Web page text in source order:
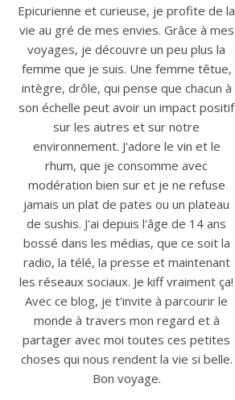
Epicurienne et curieuse, je profite de la
vie au gré de mes envies. Grâce à mes
voyages, je découvre un peu plus la
femme que je suis. Une femme têtue,
intègre, drôle, qui pense que chacun à
son échelle peut avoir un impact positif
sur les autres et sur notre
environnement. J'adore le vin et le
rhum, que je consomme avec
modération bien sur et je ne refuse
jamais un plat de pates ou un plateau
de sushis. J'ai depuis l'âge de 14 ans
bossé dans les médias, que ce soit la
radio, la télé, la presse et maintenant
les réseaux sociaux. Je kiff vraiment ça!
Avec ce blog, je t'invite à parcourir le
monde à travers mon regard et à
partager avec moi toutes ces petites
choses qui nous rendent la vie si belle.
Bon voyage.